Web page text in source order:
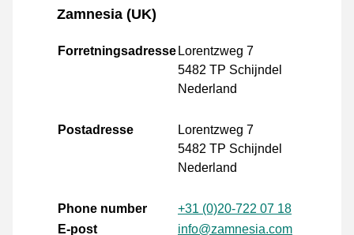
Zamnesia (UK)
Forretningsadresse Lorentzweg 7
5482 TP Schijndel
Nederland
Postadresse
Lorentzweg 7
5482 TP Schijndel
Nederland
Phone number
+31 (0)20-722 07 18
E-post
info@zamnesia.com